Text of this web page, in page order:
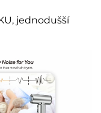
jednodušší